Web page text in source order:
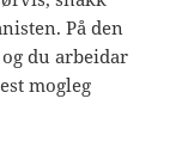
På den
du arbeidar
mogleg